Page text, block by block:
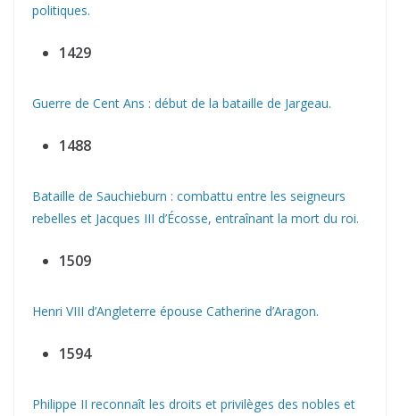
politiques.
1429
Guerre de Cent Ans : début de la bataille de Jargeau.
1488
Bataille de Sauchieburn : combattu entre les seigneurs
rebelles et Jacques III d’Écosse, entraînant la mort du roi.
1509
Henri VIII d’Angleterre épouse Catherine d’Aragon.
1594
Philippe II reconnaît les droits et privilèges des nobles et